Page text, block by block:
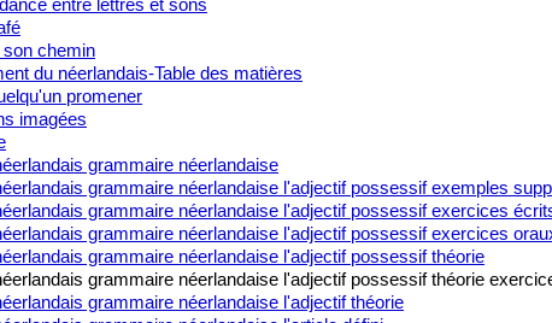
chemin
du néerlandais-Table des matières
promener
imagées
grammaire néerlandaise
grammaire néerlandaise l'adjectif possessif exemples
grammaire néerlandaise l'adjectif possessif exercices
grammaire néerlandaise l'adjectif possessif exercices
grammaire néerlandaise l'adjectif possessif théorie
grammaire néerlandaise l'adjectif possessif théorie
grammaire néerlandaise l'adjectif théorie